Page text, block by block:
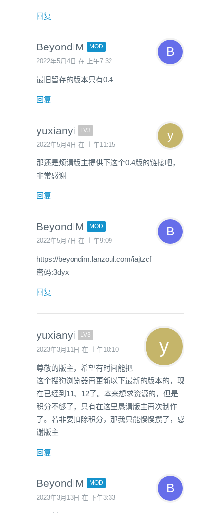
回复
BeyondIM MOD
2022年5月4日 在 上午7:32
最旧留存的版本只有0.4
回复
yuxianyi LV3
2022年5月4日 在 上午11:15
那还是烦请版主提供下这个0.4版的链接吧，
非常感谢
回复
BeyondIM MOD
2022年5月7日 在 上午9:09
https://beyondim.lanzoul.com/iajtzcf
密码:3dyx
回复
yuxianyi LV3
2023年3月11日 在 上午10:10
尊敬的版主，希望有时间能把
这个搜狗浏览器再更新以下最新的版本的，现
在已经到11、12了。本来想求资源的，但是
积分不够了，只有在这里恳请版主再次制作
了。若非要扣除积分，那我只能慢慢攒了，感
谢版主
回复
BeyondIM MOD
2023年3月13日 在 下午3:33